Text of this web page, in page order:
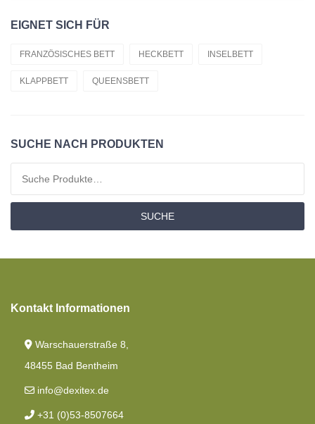
Kissen
Material
Matratzen
Toppers Matratzen
Angebotspaket
Moltons
EIGNET SICH FÜR
FRANZÖSISCHES BETT HECKBETT INSELBETT
KLAPPBETT QUEENSBETT
SUCHE NACH PRODUKTEN
SUCHE
Kontakt Informationen
Warschauerstraße 8,
48455 Bad Bentheim
info@dexitex.de
+31 (0)53-8507664